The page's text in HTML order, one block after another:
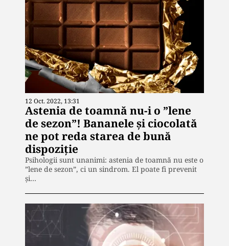
12 Oct. 2022, 13:31
Astenia de toamnă nu-i o ”lene
de sezon”! Bananele și ciocolată
ne pot reda starea de bună
dispoziție
Psihologii sunt unanimi: astenia de toamnă nu este o
”lene de sezon”, ci un sindrom. El poate fi prevenit
și…